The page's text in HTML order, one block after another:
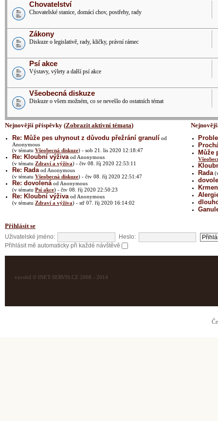
Chovatelství
Chovatelské stanice, domácí chov, postřehy, rady
Zákony
Diskuze o legislativě, rady, kličky, právní rámec
Psí akce
Výstavy, výlety a další psí akce
Všeobecná diskuze
Diskuze o všem možném, co se nevešlo do ostatních témat
Nejnovější příspěvky (Zobrazit aktivní témata)
Re: Může pes uhynout z důvodu přežrání granulí od
Anonymous
(v tématu Všeobecná diskuze) - sob 21. lis 2020 12:18:47
Re: Kloubní výživa od Anonymous
(v tématu Zdraví a výživa) - čtv 08. říj 2020 22:53:11
Re: Rada od Anonymous
(v tématu Všeobecná diskuze) - čtv 08. říj 2020 22:51:47
Re: dovolená od Anonymous
(v tématu Psí akce) - čtv 08. říj 2020 22:50:23
Re: Kloubní výživa od Anonymous
(v tématu Zdraví a výživa) - stř 07. říj 2020 16:14:02
Může
Rada
Přihlásit se
Uživatelské jméno:
Heslo:
Přihlásit mě automaticky při každé návštěvě
vyrobil © INET-SERVIS.CZ 2008 - 2014